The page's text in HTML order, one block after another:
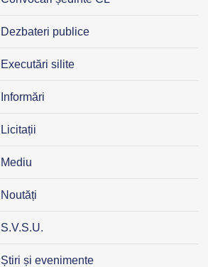
Dezbateri publice
Executări silite
Informări
Licitații
Mediu
Noutăți
S.V.S.U.
Știri și evenimente